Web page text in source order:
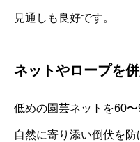
見通しも良好です。
ネットやロープを
低めの園芸ネットを60
自然に寄り添い倒伏を防